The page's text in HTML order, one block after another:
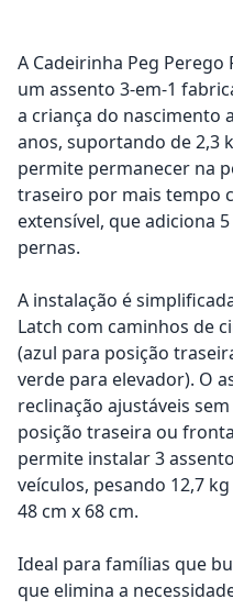
A Cadeirinha Peg
um assento 3-em-1
a criança do nascimento
anos, suportando de 2,3
permite permanecer na
traseiro por mais tempo
extensível, que adiciona
pernas.
A instalação é
Latch com caminhos de
(azul para posição
verde para elevador). O
reclinação ajustáveis
posição traseira ou
permite instalar 3
veículos, pesando 12,7
48 cm x 68 cm.
Ideal para famílias que
que elimina a